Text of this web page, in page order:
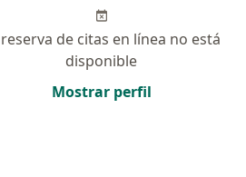
reserva de citas en línea no está
disponible
Mostrar perfil